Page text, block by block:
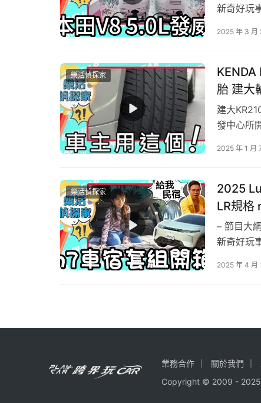
新奇好玩
本次要
2025 年 3 月
樂活偵探家
胎 建大
建大
發中心所
噪音
2025 年 1 月
樂活偵探家
2025
LR規格
納智捷
– 節目大
新奇好玩
本次要
2025 年 4 月
業務合作 關於我們
Copyright © 2009 - 2025